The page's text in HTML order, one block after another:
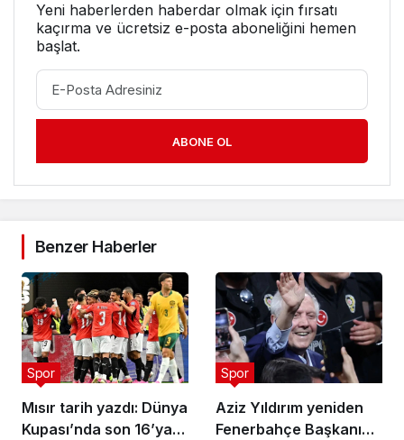
Yeni haberlerden haberdar olmak için fırsatı
kaçırma ve ücretsiz e-posta aboneliğini hemen
başlat.
ABONE OL
Benzer Haberler
Mısır tarih yazdı: Dünya
Kupası’nda son 16’ya
Spor
Aziz Yıldırım yeniden
Fenerbahçe Başkanı
Spor